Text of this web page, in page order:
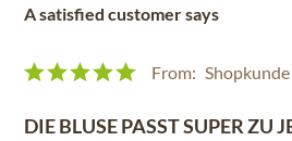
A satisfied customer says
From: Shopkunde
DIE BLUSE PASST SUPER ZU